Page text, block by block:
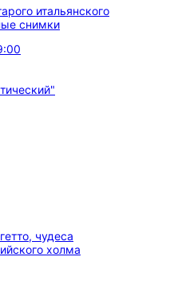
итальянского
снимки
чудеса
холма